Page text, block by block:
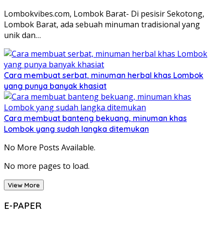
Lombokvibes.com, Lombok Barat- Di pesisir Sekotong,
Lombok Barat, ada sebuah minuman tradisional yang
unik dan…
Cara membuat serbat, minuman herbal khas Lombok
yang punya banyak khasiat
Cara membuat banteng bekuang, minuman khas
Lombok yang sudah langka ditemukan
No More Posts Available.
No more pages to load.
View More
E-PAPER